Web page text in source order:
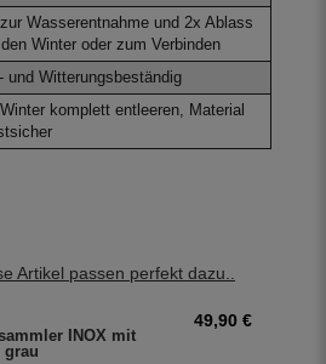
Wasserentnahme und 2x Ablass
Winter oder zum Verbinden
und Witterungsbeständig
komplett entleeren, Material
Artikel passen perfekt dazu..
INOX mit
grau
49,90 €